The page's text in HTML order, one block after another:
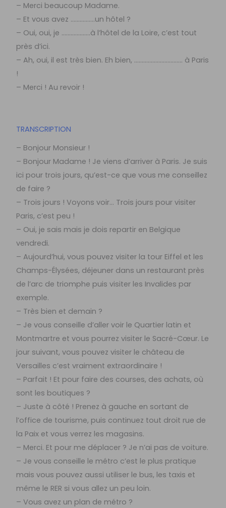
– Merci beaucoup Madame.
– Et vous avez …………….un hôtel ?
– Oui, oui, je ……………….à l’hôtel de la Loire, c’est tout
près d’ici.
– Ah, oui, il est très bien. Eh bien, ………………………….. à Paris
!
– Merci ! Au revoir !
TRANSCRIPTION
– Bonjour Monsieur !
– Bonjour Madame ! Je viens d’arriver à Paris. Je suis
ici pour trois jours, qu’est-ce que vous me conseillez
de faire ?
– Trois jours ! Voyons voir… Trois jours pour visiter
Paris, c’est peu !
– Oui, je sais mais je dois repartir en Belgique
vendredi.
– Aujourd’hui, vous pouvez visiter la tour Eiffel et les
Champs-Élysées, déjeuner dans un restaurant près
de l’arc de triomphe puis visiter les Invalides par
exemple.
– Très bien et demain ?
– Je vous conseille d’aller voir le Quartier latin et
Montmartre et vous pourrez visiter le Sacré-Cœur. Le
jour suivant, vous pouvez visiter le château de
Versailles c’est vraiment extraordinaire !
– Parfait ! Et pour faire des courses, des achats, où
sont les boutiques ?
– Juste à côté ! Prenez à gauche en sortant de
l’office de tourisme, puis continuez tout droit rue de
la Paix et vous verrez les magasins.
– Merci. Et pour me déplacer ? Je n’ai pas de voiture.
– Je vous conseille le métro c’est le plus pratique
mais vous pouvez aussi utiliser le bus, les taxis et
même le RER si vous allez un peu loin.
– Vous avez un plan de métro ?